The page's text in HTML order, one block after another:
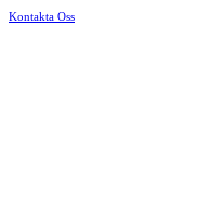
Kontakta Oss